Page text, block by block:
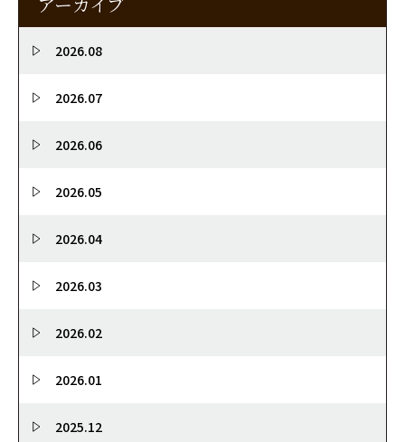
2026.08
2026.07
2026.06
2026.05
2026.04
2026.03
2026.02
2026.01
2025.12